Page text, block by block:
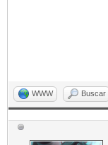
WWW Buscar